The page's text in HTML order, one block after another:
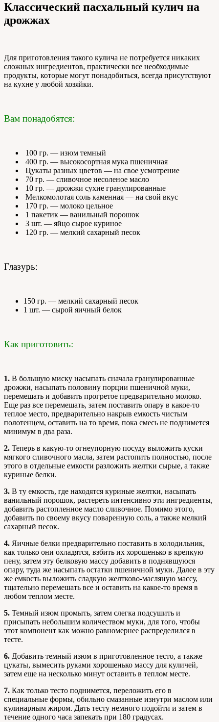
Классический пасхальный кулич на
дрожжах
Для приготовления такого кулича не потребуется никаких
сложных ингредиентов, практически все необходимые
продукты, которые могут понадобиться, всегда присутствуют
на кухне у любой хозяйки.
Вам понадобятся:
100 гр. — изюм темный
400 гр. — высокосортная мука пшеничная
Цукаты разных цветов — на свое усмотрение
70 гр. — сливочное несоленое масло
10 гр. — дрожжи сухие гранулированные
Мелкомолотая соль каменная — на свой вкус
170 гр. — молоко цельное
1 пакетик — ванильный порошок
3 шт. — яйцо сырое куриное
120 гр. — мелкий сахарный песок
Глазурь:
150 гр. — мелкий сахарный песок
1 шт. — сырой яичный белок
Как приготовить:
1. В большую миску насыпать сначала гранулированные
дрожжи, насыпать половину порции пшеничной муки,
перемешать и добавить прогретое предварительно молоко.
Еще раз все перемешать, затем поставить опару в какое-то
теплое место, предварительно накрыв емкость чистым
полотенцем, оставить на то время, пока смесь не поднимется
минимум в два раза.
2. Теперь в какую-то огнеупорную посуду выложить куски
мягкого сливочного масла, затем растопить полностью, после
этого в отдельные емкости разложить желтки сырые, а также
куриные белки.
3. В ту емкость, где находятся куриные желтки, насыпать
ванильный порошок, растереть интенсивно эти ингредиенты,
добавить растопленное масло сливочное. Помимо этого,
добавить по своему вкусу поваренную соль, а также мелкий
сахарный песок.
4. Яичные белки предварительно поставить в холодильник,
как только они охладятся, взбить их хорошенько в крепкую
пену, затем эту белковую массу добавить в поднявшуюся
опару, туда же насыпать остатки пшеничной муки. Далее в эту
же емкость выложить сладкую желтково-масляную массу,
тщательно перемешать все и оставить на какое-то время в
любом теплом месте.
5. Темный изюм промыть, затем слегка подсушить и
присыпать небольшим количеством муки, для того, чтобы
этот компонент как можно равномернее распределился в
тесте.
6. Добавить темный изюм в приготовленное тесто, а также
цукаты, вымесить руками хорошенько массу для куличей,
затем еще на несколько минут оставить в теплом месте.
7. Как только тесто поднимется, переложить его в
специальные формы, обильно смазанные изнутри маслом или
кулинарным жиром. Дать тесту немного подойти и затем в
течение одного часа запекать при 180 градусах.